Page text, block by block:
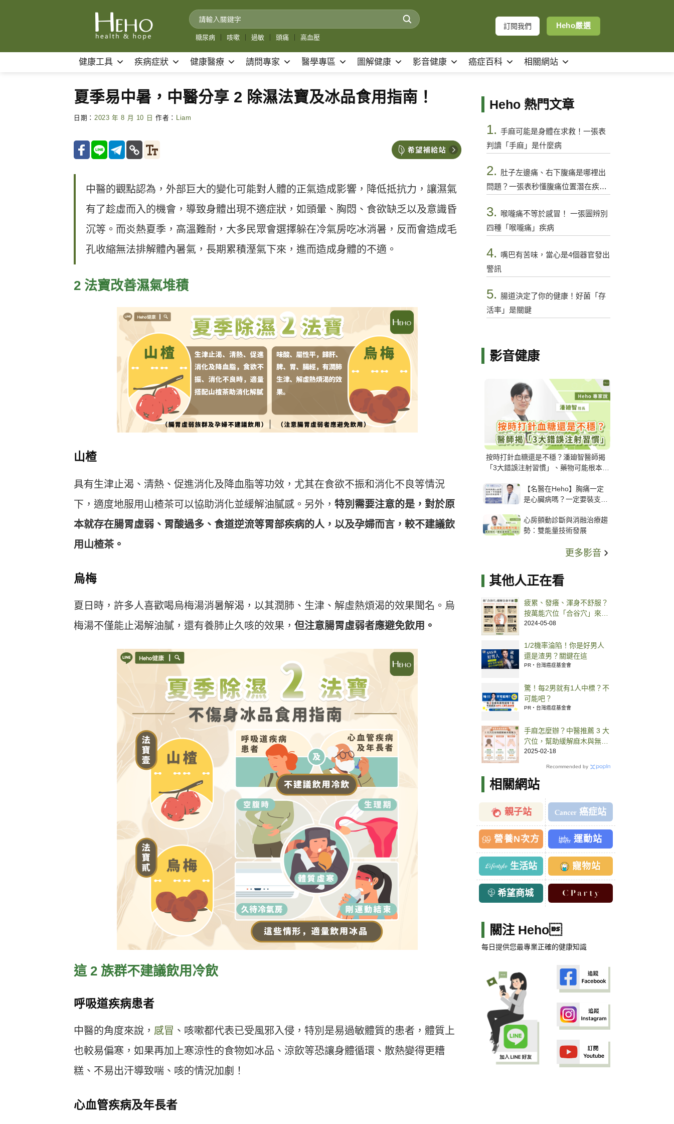
糖尿病 咳嗽 過敏 頭痛 高血壓
訂閱我們 Heho嚴選
健康工具 疾病症狀 健康醫療 請問專家 醫學專區 圖解健康 影音健康 癌症百科 相關網站
夏季易中暑，中醫分享 2 除濕法寶及冰品食用指南！
日期： 2023 年 8 月 10 日 作者： Liam
中醫的觀點認為，外部巨大的變化可能對人體的正氣造成影響，降低抵抗力，讓濕氣
有了趁虛而入的機會，導致身體出現不適症狀，如頭暈、胸悶、食欲缺乏以及意識昏
沉等。而炎熱夏季，高溫難耐，大多民眾會選擇躲在冷氣房吃冰消暑，反而會造成毛
孔收縮無法排解體內暑氣，長期累積溼氣下來，進而造成身體的不適。
2 法寶改善濕氣堆積
山楂
具有生津止渴、清熱、促進消化及降血脂等功效，尤其在食欲不振和消化不良等情況
下，適度地服用山楂茶可以協助消化並緩解油膩感。另外， 特別需要注意的是，對於原
本就存在腸胃虛弱、胃酸過多、食道逆流等胃部疾病的人，以及孕婦而言，較不建議飲
用山楂茶。
烏梅
夏日時，許多人喜歡喝烏梅湯消暑解渴，以其潤肺、生津、解虛熱煩渴的效果聞名。烏
梅湯不僅能止渴解油膩，還有養肺止久咳的效果， 但注意腸胃虛弱者應避免飲用。
這 2 族群不建議飲用冷飲
呼吸道疾病患者
中醫的角度來說， 感冒 、咳嗽都代表已受風邪入侵，特別是易過敏體質的患者，體質上
也較易偏寒，如果再加上寒涼性的食物如冰品、涼飲等恐讓身體循環、散熱變得更糟
糕、不易出汗導致喘、咳的情況加劇！
心血管疾病及年長者
Heho 熱門文章
1. 手麻可能是身體在求救！一張表
判讀「手麻」是什麼病
2. 肚子左邊痛、右下腹痛是哪裡出
問題？一張表秒懂腹痛位置潛在疾病
3.
喉嚨痛不等於感冒！ 一張圖辨別
四種「喉嚨痛」疾病
4. 嘴巴有苦味，當心是4個器官發出
警訊
5. 腸道決定了你的健康！好菌「存
活率」是關鍵
影音健康
按時打針血糖還是不穩？潘廸智醫師揭
「3大錯誤注射習慣」、藥物可能根本沒
【名醫在Heho】胸痛一定
是心臟病嗎？一定要裝支
解析支架種類、風險與選擇
關鍵
心房顫動診斷與消融治療趨
勢：雙能量技術發展
更多影音
其他人正在看
疲累、發癢、渾身不舒服？
按萬能穴位「合谷穴」來緩
解！
2024-05-08
1/2機率淪陷！你是好男人
還是渣男？關鍵在這
PR・台灣癌症基金會
驚！每2男就有1人中標？不
可能吧？
PR・台灣癌症基金會
手麻怎麼辦？中醫推薦 3 大
穴位，幫助緩解麻木與無力
感
2025-02-18
Recommended by
相關網站
親子站 癌症站
營養N次方 運動站
生活站 寵物站
希望商城
關注 Heho
每日提供您最專業正確的健康知識